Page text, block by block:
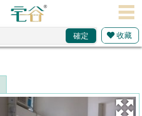
理
確定 收藏